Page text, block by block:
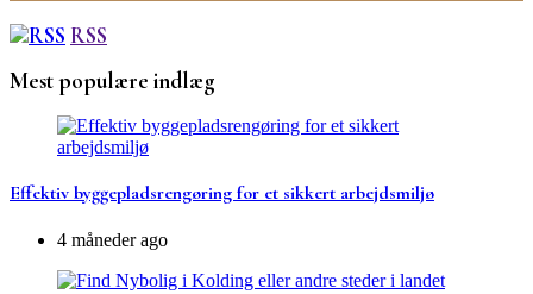
RSS
Mest populære indlæg
Effektiv byggepladsrengøring for et sikkert arbejdsmiljø
4 måneder ago